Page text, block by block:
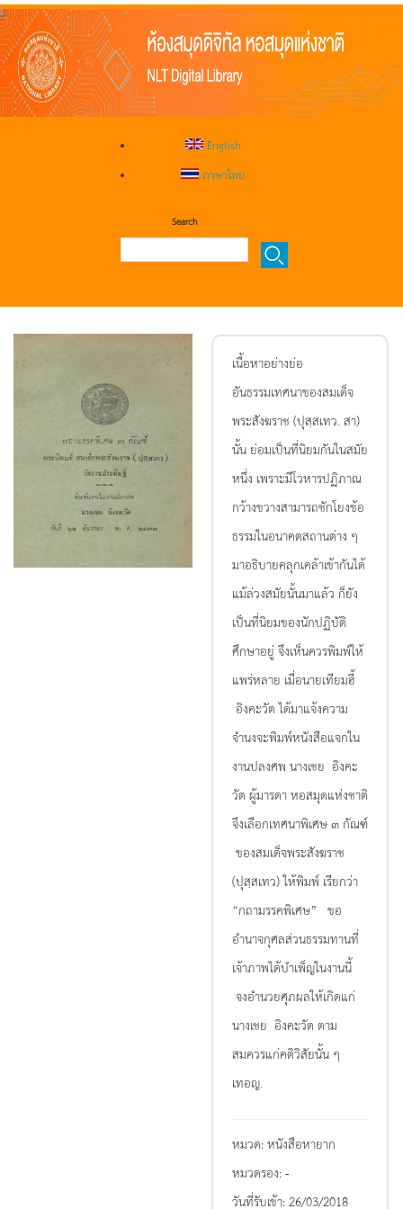
English
ภาษาไทย
Search
เนื้อหาอย่างย่อ
อันธรรมเทศนาของสมเด็จ
พระสังฆราช (ปุสฺสเทว. สา)
นั้น ย่อมเป็นที่นิยมกันในสมัย
หนึ่ง เพราะมีโวหารปฏิภาณ
กว้างขวางสามารถชักโยงข้อ
ธรรมในอนาคตสถานต่าง ๆ
มาอธิบายคลุกเคล้าเข้ากันได้
แม้ล่วงสมัยนั้นมาแล้ว ก็ยัง
เป็นที่นิยมของนักปฏิบัติ
ศึกษาอยู่ จึงเห็นควรพิมพ์ให้
แพร่หลาย เมื่อนายเทียมฮี้
อิงคะวัต ได้มาแจ้งความ
จำนงจะพิมพ์หนังสือแจกใน
งานปลงศพ นางเชย อิงคะ
วัต ผู้มารดา หอสมุดแห่งชาติ
จึงเลือกเทศนาพิเศษ ๓ กัณฑ์
ของสมเด็จพระสังฆราช
(ปุสฺสเทว) ให้พิมพ์ เรียกว่า
“กถามรรคพิเศษ” ขอ
อำนาจกุศลส่วนธรรมทานที่
เจ้าภาพได้บำเพ็ญในงานนี้
จงอำนวยศุภผลให้เกิดแก่
นางเชย อิงคะวัต ตาม
สมควรแก่คติวิสัยนั้น ๆ
เทอญ.
หมวด:หนังสือหายาก
หมวดรอง:-
วันที่รับเข้า:26/03/2018